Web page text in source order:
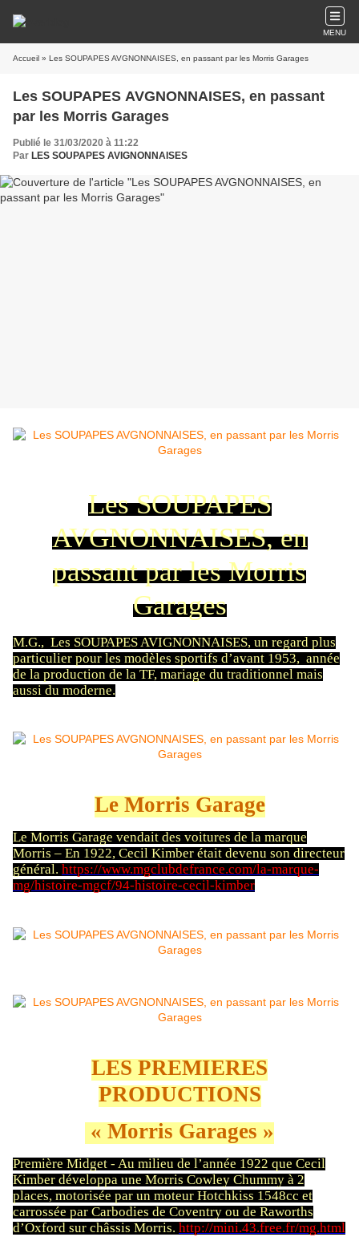
MENU
Accueil » Les SOUPAPES AVGNONNAISES, en passant par les Morris Garages
Les SOUPAPES AVGNONNAISES, en passant
par les Morris Garages
Publié le 31/03/2020 à 11:22
Par LES SOUPAPES AVIGNONNAISES
Les SOUPAPES
AVGNONNAISES, en
passant par les Morris
Garages
M.G., Les SOUPAPES AVIGNONNAISES, un regard plus
particulier pour les modèles sportifs d’avant 1953, année
de la production de la TF, mariage du traditionnel mais
aussi du moderne.
Le Morris Garage
Le Morris Garage vendait des voitures de la marque
Morris – En 1922, Cecil Kimber était devenu son directeur
général. https://www.mgclubdefrance.com/la-marque-
mg/histoire-mgcf/94-histoire-cecil-kimber
LES PREMIERES
PRODUCTIONS
« Morris Garages »
Première Midget - Au milieu de l’année 1922 que Cecil
Kimber développa une Morris Cowley Chummy à 2
places, motorisée par un moteur Hotchkiss 1548cc et
carrossée par Carbodies de Coventry ou de Raworths
d’Oxford sur châssis Morris. http://mini.43.free.fr/mg.html